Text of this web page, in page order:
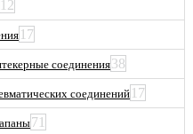
12
17
соединения38
соединений17
71